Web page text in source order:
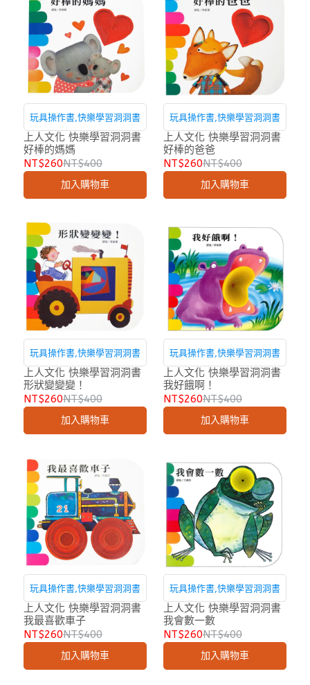
玩具操作書,快樂學習洞洞書
上人文化 快樂學習洞洞書
好棒的媽媽
NT$260NT$400
加入購物車
玩具操作書,快樂學習洞洞書
上人文化 快樂學習洞洞書
好棒的爸爸
NT$260NT$400
加入購物車
玩具操作書,快樂學習洞洞書
上人文化 快樂學習洞洞書
形狀變變變！
NT$260NT$400
加入購物車
玩具操作書,快樂學習洞洞書
上人文化 快樂學習洞洞書
我好餓啊！
NT$260NT$400
加入購物車
玩具操作書,快樂學習洞洞書
上人文化 快樂學習洞洞書
我最喜歡車子
NT$260NT$400
加入購物車
玩具操作書,快樂學習洞洞書
上人文化 快樂學習洞洞書
我會數一數
NT$260NT$400
加入購物車